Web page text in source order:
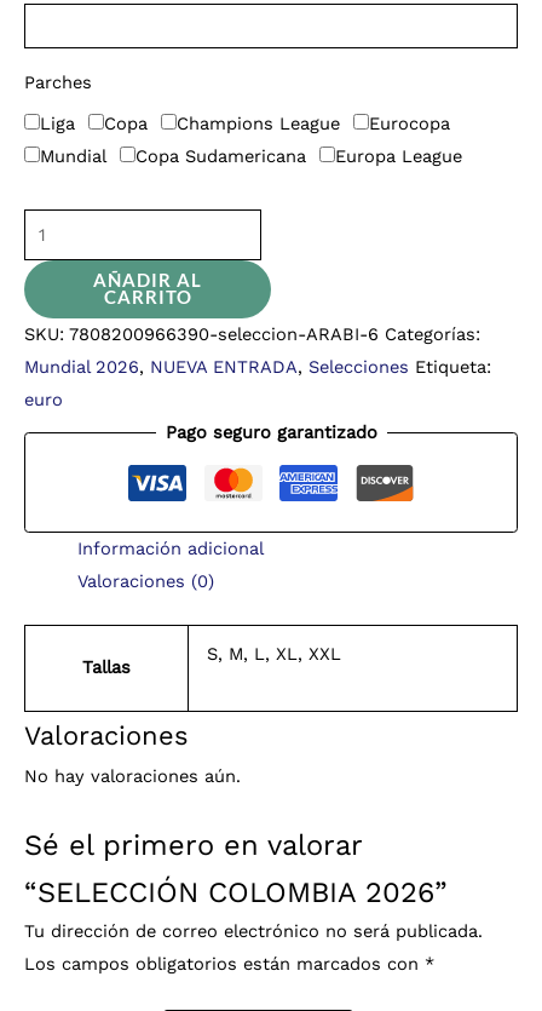
Parches
Liga
Copa Champions League
Eurocopa
Mundial
Copa Sudamericana Europa League
AÑADIR AL
CARRITO
SKU: 7808200966390-seleccion-ARABI-6 Categorías:
Mundial 2026, NUEVA ENTRADA, Selecciones Etiqueta:
euro
Pago seguro garantizado
Información adicional
Valoraciones (0)
Tallas
S, M, L, XL, XXL
Valoraciones
No hay valoraciones aún.
Sé el primero en valorar
“SELECCIÓN COLOMBIA 2026”
Tu dirección de correo electrónico no será publicada.
Los campos obligatorios están marcados con *